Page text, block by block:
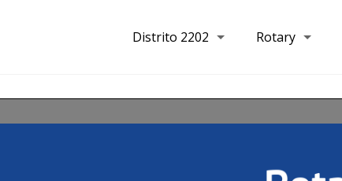
Distrito 2202 Rotary